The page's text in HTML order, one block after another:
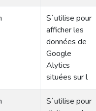
S´utilise pour
afficher les
données de
Google
Alytics
situées sur l
S´utilise pour